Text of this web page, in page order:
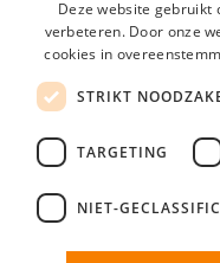
Contractvormen
Brochure aanvragen
Vacature aanmelden
Partners
Contact
Social
Deze website gebruikt
verbeteren. Door onze
cookies in
STRIKT
TARGETING
NIET-